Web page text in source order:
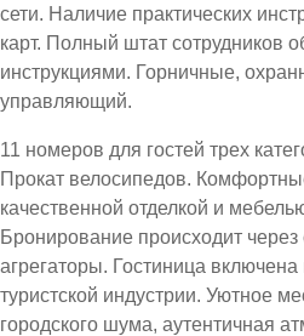
сети. Наличие практических
карт. Полный штат сотрудников
инструкциями. Горничные,
управляющий.
11 номеров для гостей трех
Прокат велосипедов.
качественной отделкой и
Бронирование происходит
агрегаторы. Гостиница включена
туристской индустрии. Уютное
городского шума, аутентичная